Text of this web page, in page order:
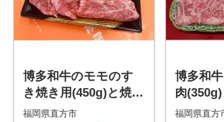
博多和牛のモモのす
き焼き用(450g)と焼肉
用(450g)詰め合わせ
福岡県直方市
博多和
肉(350g)
福岡県直方